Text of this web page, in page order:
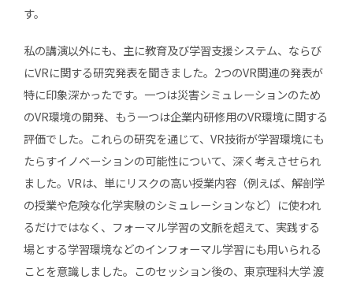
す。
私の講演以外にも、主に教育及び学習支援システム、ならび
にVRに関する研究発表を聞きました。2つのVR関連の発表が
特に印象深かったです。一つは災害シミュレーションのため
のVR環境の開発、もう一つは企業内研修用のVR環境に関する
評価でした。これらの研究を通じて、VR技術が学習環境にも
たらすイノベーションの可能性について、深く考えさせられ
ました。VRは、単にリスクの高い授業内容（例えば、解剖学
の授業や危険な化学実験のシミュレーションなど）に使われ
るだけではなく、フォーマル学習の文脈を超えて、実践する
場とする学習環境などのインフォーマル学習にも用いられる
ことを意識しました。このセッション後の、東京理科大学 渡